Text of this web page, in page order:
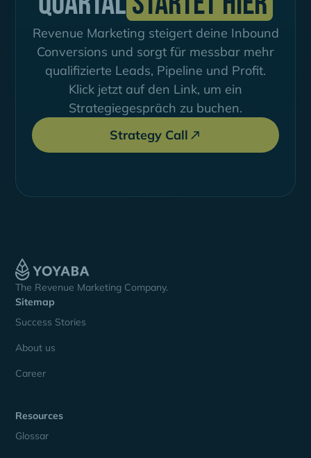
Revenue Marketing steigert deine Inbound
Conversions und sorgt für messbar mehr
qualifizierte Leads, Pipeline und Profit.
Klick jetzt auf den Link, um ein
Strategiegespräch zu buchen.
Strategy Call
The Revenue Marketing Company.
Sitemap
Success Stories
About us
Career
Resources
Glossar